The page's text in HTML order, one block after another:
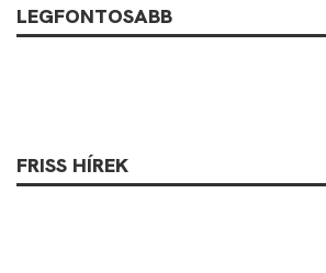
LEGFONTOSABB
FRISS HÍREK